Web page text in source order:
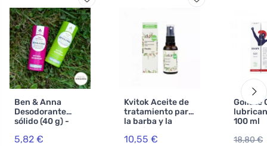
Ben & Anna
Desodorante
sólido (40 g) -
5,82 €
Kvitok Aceite de
tratamiento para
la barba y la
barbilla Plnovous
(30 ml) - con un
10,55 €
Goliate
100 ml
18,80 €